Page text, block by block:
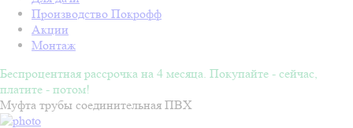
Производство Покрофф
Акции
Монтаж
Беспроцентная рассрочка на 4 месяца. Покупайте - сейчас,
платите - потом!
Муфта трубы соединительная ПВХ